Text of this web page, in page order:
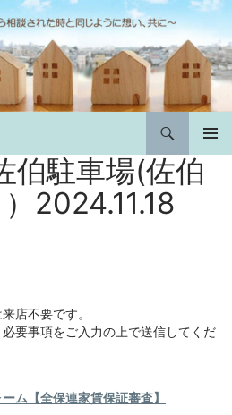
メインメ
ニュー
伯駐車場(佐伯
2024.11.18
店不要です。
要事項をご入力の上で送信してくだ
ム【全保連家賃保証審査】